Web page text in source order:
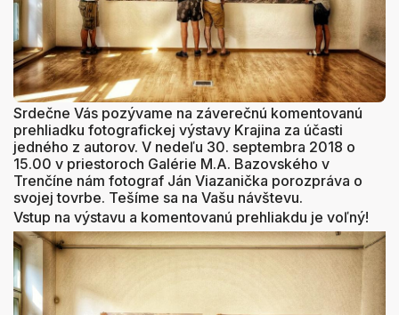
Srdečne Vás pozývame na záverečnú komentovanú
prehliadku fotografickej výstavy Krajina za účasti
jedného z autorov. V nedeľu 30. septembra 2018 o
15.00 v priestoroch Galérie M.A. Bazovského v
Trenčíne nám fotograf Ján Viazanička porozpráva o
svojej tovrbe. Tešíme sa na Vašu návštevu.
Vstup na výstavu a komentovanú prehliakdu je voľný!